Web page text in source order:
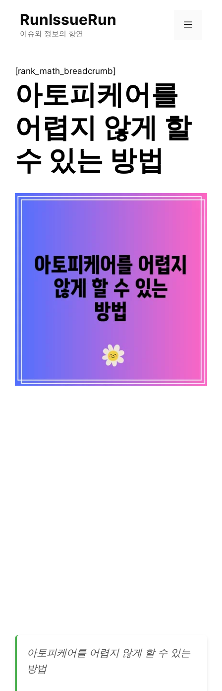
RunIssueRun
이슈와 정보의 향연
메
[rank_math_breadcrumb]
아토피케어를
어렵지 않게 할
수 있는 방법
아토피케어를 어렵지 않게 할 수 있는
방법